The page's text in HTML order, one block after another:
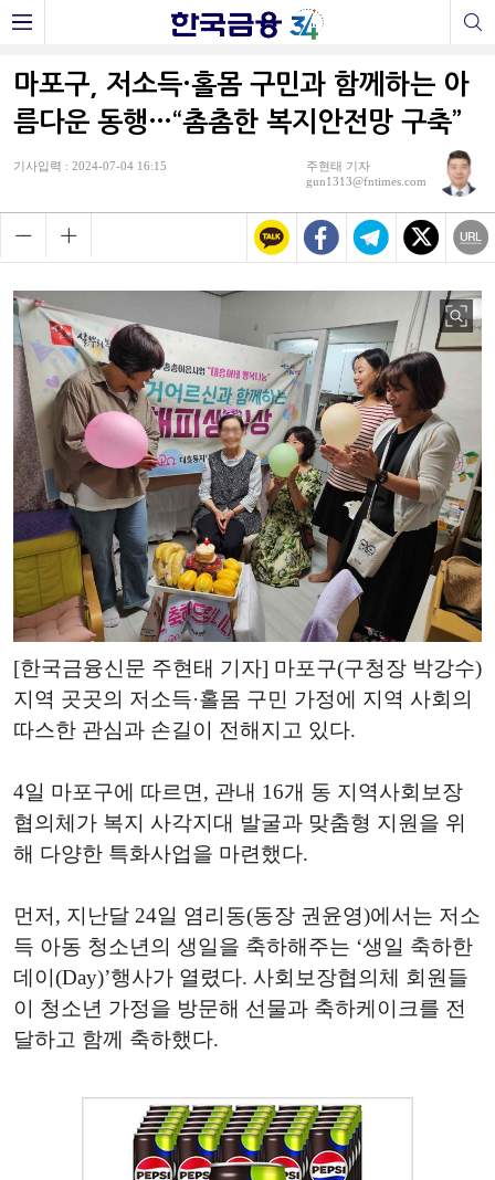
마포구, 저소득·홀몸 구민과 함께하는 아
름다운 동행…“촘촘한 복지안전망 구축”
기사입력 : 2024-07-04 16:15
주현태 기자
gun1313@fntimes.com
[한국금융신문 주현태 기자] 마포구(구청장 박강수)
지역 곳곳의 저소득·홀몸 구민 가정에 지역 사회의
따스한 관심과 손길이 전해지고 있다.
4일 마포구에 따르면, 관내 16개 동 지역사회보장
협의체가 복지 사각지대 발굴과 맞춤형 지원을 위
해 다양한 특화사업을 마련했다.
먼저, 지난달 24일 염리동(동장 권윤영)에서는 저소
득 아동 청소년의 생일을 축하해주는 ‘생일 축하한
데이(Day)’행사가 열렸다. 사회보장협의체 회원들
이 청소년 가정을 방문해 선물과 축하케이크를 전
달하고 함께 축하했다.